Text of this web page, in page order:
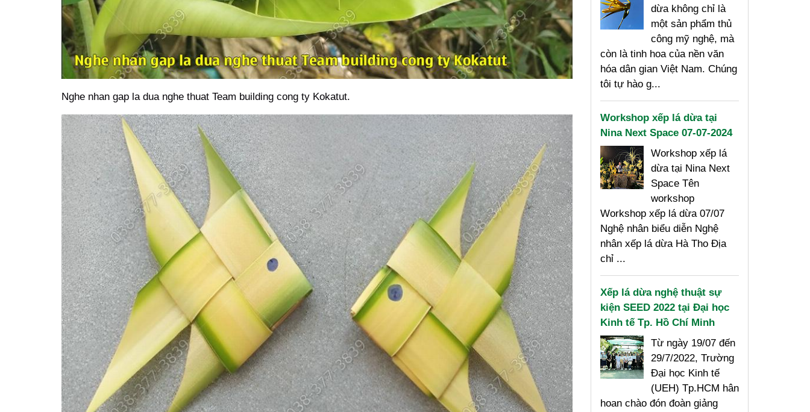
Nghe nhan gap la dua nghe thuat Team building cong ty Kokatut.
dừa không chỉ là
một sản phẩm thủ
công mỹ nghệ, mà
còn là tinh hoa của nền văn
hóa dân gian Việt Nam. Chúng
tôi tự hào g...
Workshop xếp lá dừa tại
Nina Next Space 07-07-2024
Workshop xếp lá
dừa tại Nina Next
Space Tên
workshop
Workshop xếp lá dừa 07/07
Nghệ nhân biểu diễn Nghệ
nhân xếp lá dừa Hà Tho Địa
chỉ ...
Xếp lá dừa nghệ thuật sự
kiện SEED 2022 tại Đại học
Kinh tế Tp. Hồ Chí Minh
Từ ngày 19/07 đến
29/7/2022, Trường
Đại học Kinh tế
(UEH) Tp.HCM hân
hoan chào đón đoàn giảng